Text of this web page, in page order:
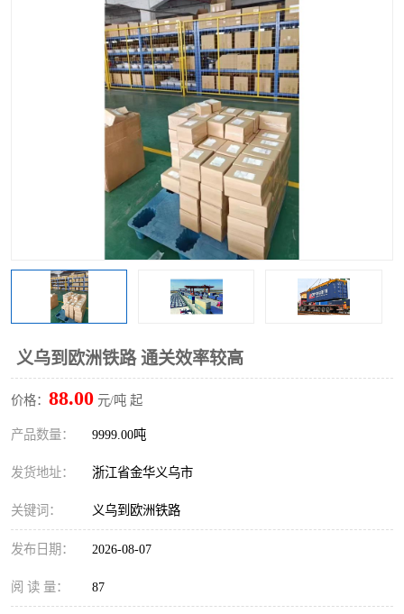
义乌到欧洲铁路 通关效率较高
价格： 88.00 元/吨 起
产品数量： 9999.00吨
发货地址： 浙江省金华义乌市
关键词： 义乌到欧洲铁路
发布日期： 2026-08-07
阅 读 量： 87